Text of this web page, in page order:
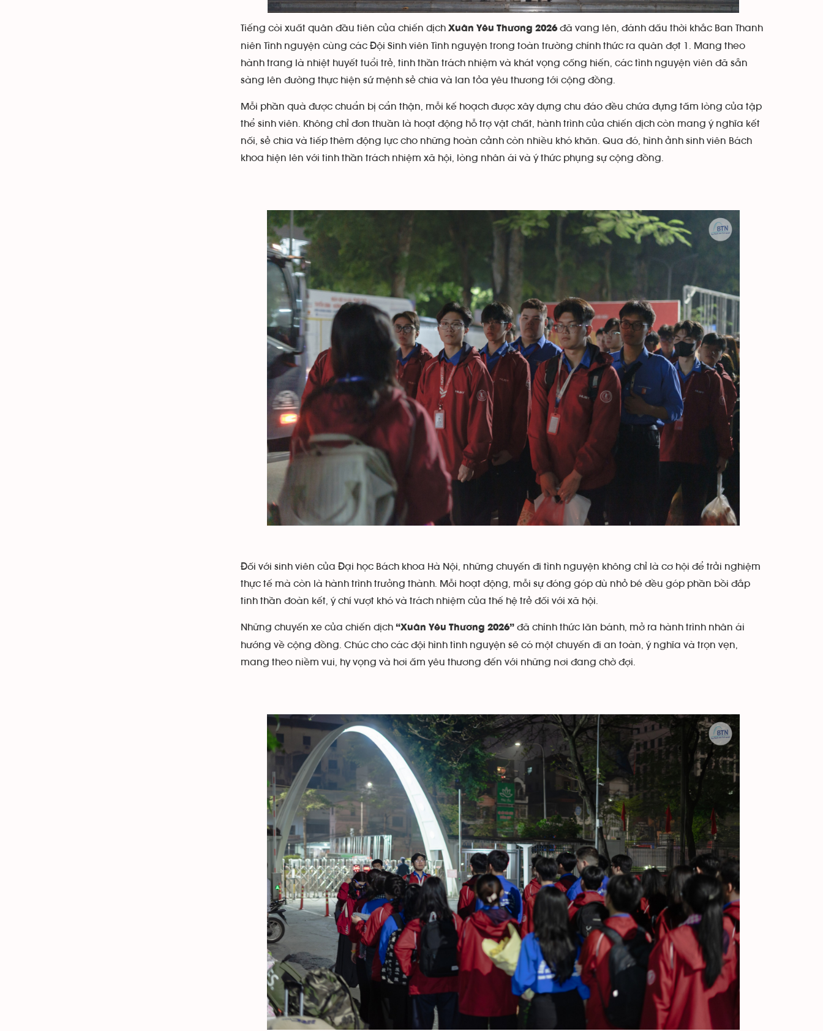
Tiếng còi xuất quân đầu tiên của chiến dịch Xuân Yêu Thương 2026 đã vang lên, đánh dấu thời khắc Ban Thanh
niên Tình nguyện cùng các Đội Sinh viên Tình nguyện trong toàn trường chính thức ra quân đợt 1. Mang theo
hành trang là nhiệt huyết tuổi trẻ, tinh thần trách nhiệm và khát vọng cống hiến, các tình nguyện viên đã sẵn
sàng lên đường thực hiện sứ mệnh sẻ chia và lan tỏa yêu thương tới cộng đồng.
Mỗi phần quà được chuẩn bị cẩn thận, mỗi kế hoạch được xây dựng chu đáo đều chứa đựng tấm lòng của tập
thể sinh viên. Không chỉ đơn thuần là hoạt động hỗ trợ vật chất, hành trình của chiến dịch còn mang ý nghĩa kết
nối, sẻ chia và tiếp thêm động lực cho những hoàn cảnh còn nhiều khó khăn. Qua đó, hình ảnh sinh viên Bách
khoa hiện lên với tinh thần trách nhiệm xã hội, lòng nhân ái và ý thức phụng sự cộng đồng.
Đối với sinh viên của Đại học Bách khoa Hà Nội, những chuyến đi tình nguyện không chỉ là cơ hội để trải nghiệm
thực tế mà còn là hành trình trưởng thành. Mỗi hoạt động, mỗi sự đóng góp dù nhỏ bé đều góp phần bồi đắp
tinh thần đoàn kết, ý chí vượt khó và trách nhiệm của thế hệ trẻ đối với xã hội.
Những chuyến xe của chiến dịch “Xuân Yêu Thương 2026” đã chính thức lăn bánh, mở ra hành trình nhân ái
hướng về cộng đồng. Chúc cho các đội hình tình nguyện sẽ có một chuyến đi an toàn, ý nghĩa và trọn vẹn,
mang theo niềm vui, hy vọng và hơi ấm yêu thương đến với những nơi đang chờ đợi.